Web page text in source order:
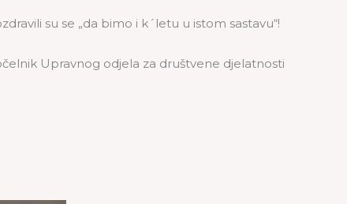
su se „da bimo i k´letu u istom sastavu“!
Upravnog odjela za društvene djelatnosti